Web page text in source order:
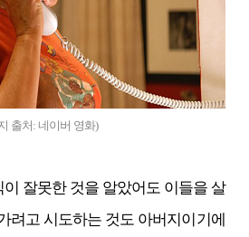
출처: 네이버 영화)
이 잘못한 것을 알았어도 이들을 살
려고 시도하는 것도 아버지이기에